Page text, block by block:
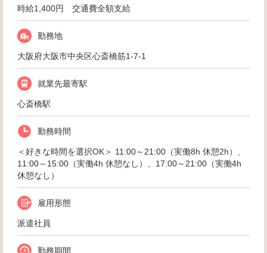
時給1,400円 交通費全額支給
勤務地
大阪府大阪市中央区心斎橋筋1-7-1
就業先最寄駅
心斎橋駅
勤務時間
＜好きな時間を選択OK＞ 11:00～21:00（実働8h 休憩2h）、
11:00～15:00（実働4h 休憩なし）、17:00～21:00（実働4h
休憩なし）
雇用形態
派遣社員
勤務期間